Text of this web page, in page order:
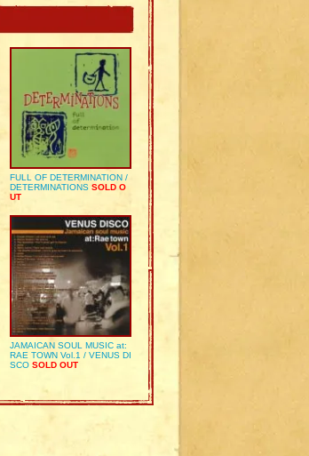
FULL OF DETERMINATION /
DETERMINATIONS SOLD O
UT
JAMAICAN SOUL MUSIC at:
RAE TOWN Vol.1 / VENUS DI
SCO SOLD OUT